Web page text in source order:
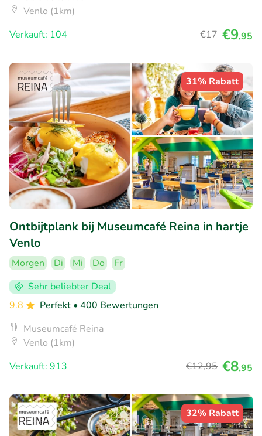
Venlo (1km)
Verkauft: 104
€17 €9,95
31% Rabatt
Ontbijtplank bij Museumcafé Reina in hartje
Venlo
Morgen Di Mi Do
Fr
Sehr beliebter Deal
9.8
Perfekt • 400 Bewertungen
Museumcafé Reina
Venlo (1km)
Verkauft: 913
€12,95 €8,95
32% Rabatt